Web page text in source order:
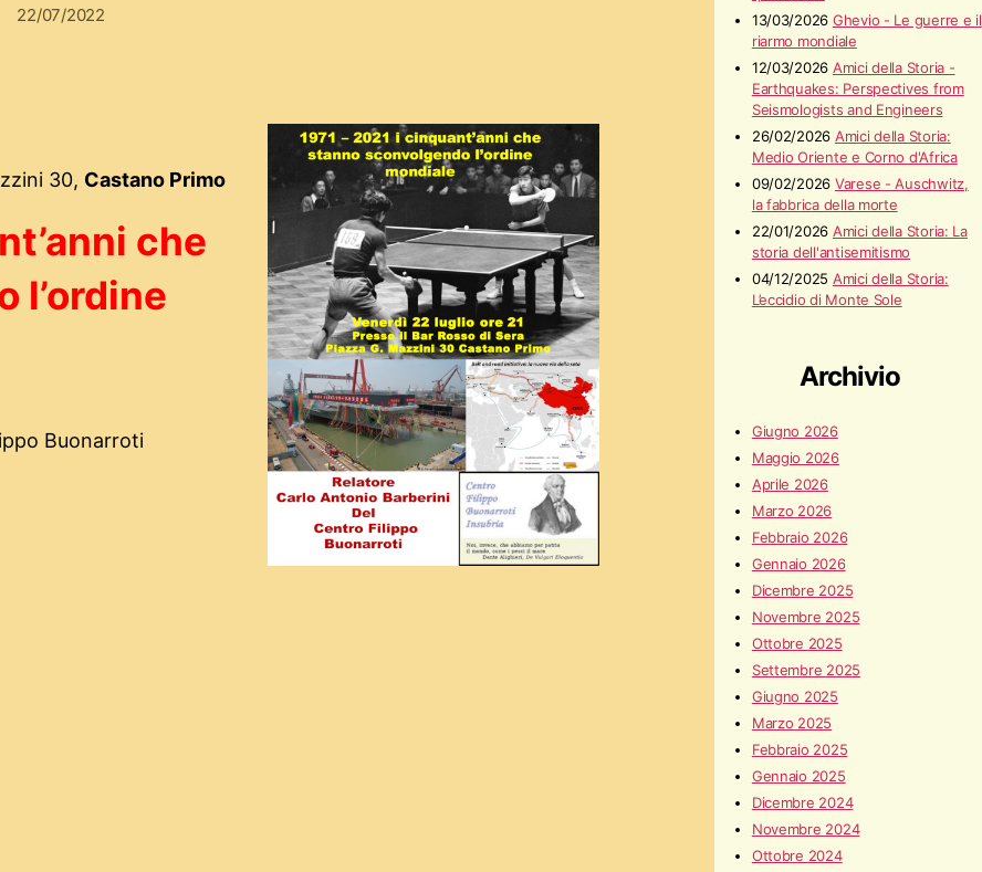
13/03/2026 Ghevio - Le guerre e il
riarmo mondiale
12/03/2026 Amici della Storia -
Earthquakes: Perspectives from
Seismologists and Engineers
26/02/2026 Amici della Storia:
Medio Oriente e Corno d'Africa
09/02/2026 Varese - Auschwitz,
la fabbrica della morte
22/01/2026 Amici della Storia: La
storia dell'antisemitismo
04/12/2025 Amici della Storia:
L’eccidio di Monte Sole
Archivio
Giugno 2026
Maggio 2026
Aprile 2026
Marzo 2026
Febbraio 2026
Gennaio 2026
Dicembre 2025
Novembre 2025
Ottobre 2025
Settembre 2025
Giugno 2025
Marzo 2025
Febbraio 2025
Gennaio 2025
Dicembre 2024
Novembre 2024
Ottobre 2024
22/07/2022
30, Castano Primo
che
l’ordine
Buonarroti